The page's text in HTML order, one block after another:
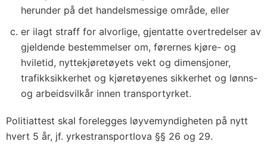
herunder på det handelsmessige område, eller
er ilagt straff for alvorlige, gjentatte overtredelser av
gjeldende bestemmelser om, førernes kjøre- og
hviletid, nyttekjøretøyets vekt og dimensjoner,
trafikksikkerhet og kjøretøyenes sikkerhet og lønns-
og arbeidsvilkår innen transportyrket.
Politiattest skal forelegges løyvemyndigheten på nytt
hvert 5 år, jf. yrkestransportlova §§ 26 og 29.